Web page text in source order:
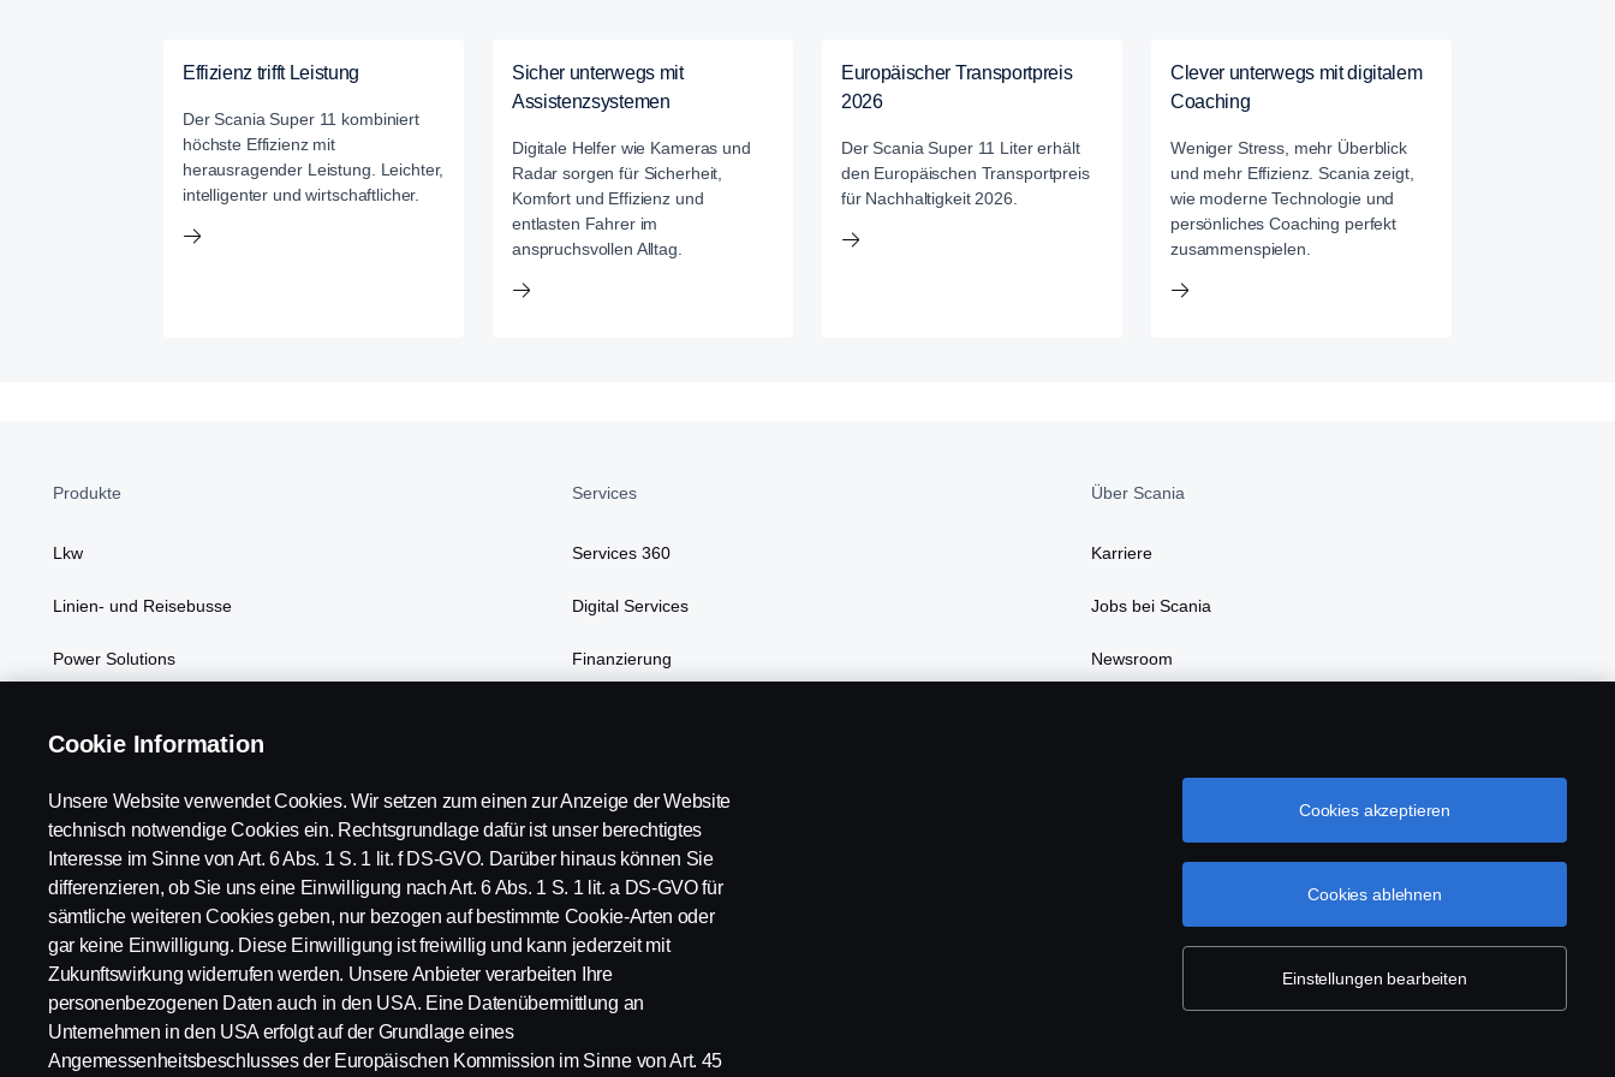
Effizienz trifft Leistung
Der Scania Super 11 kombiniert
höchste Effizienz mit
herausragender Leistung. Leichter,
intelligenter und wirtschaftlicher.
Sicher unterwegs mit
Assistenzsystemen
Digitale Helfer wie Kameras und
Radar sorgen für Sicherheit,
Komfort und Effizienz und
entlasten Fahrer im
anspruchsvollen Alltag.
Europäischer Transportpreis
2026
Der Scania Super 11 Liter erhält
den Europäischen Transportpreis
für Nachhaltigkeit 2026.
Clever unterwegs mit digitalem
Coaching
Weniger Stress, mehr Überblick
und mehr Effizienz. Scania zeigt,
wie moderne Technologie und
persönliches Coaching perfekt
zusammenspielen.
Produkte
Lkw
Linien- und Reisebusse
Power Solutions
Services
Services 360
Digital Services
Finanzierung
Über Scania
Karriere
Jobs bei Scania
Newsroom
Scania in Ihrer Region: Österreich
Impressum Datenschutz Whistleblowing
Cookie Information
Unsere Website verwendet Cookies. Wir setzen zum einen zur Anzeige der Website
technisch notwendige Cookies ein. Rechtsgrundlage dafür ist unser berechtigtes
Interesse im Sinne von Art. 6 Abs. 1 S. 1 lit. f DS-GVO. Darüber hinaus können Sie
differenzieren, ob Sie uns eine Einwilligung nach Art. 6 Abs. 1 S. 1 lit. a DS-GVO für
sämtliche weiteren Cookies geben, nur bezogen auf bestimmte Cookie-Arten oder
gar keine Einwilligung. Diese Einwilligung ist freiwillig und kann jederzeit mit
Zukunftswirkung widerrufen werden. Unsere Anbieter verarbeiten Ihre
personenbezogenen Daten auch in den USA. Eine Datenübermittlung an
Unternehmen in den USA erfolgt auf der Grundlage eines
Angemessenheitsbeschlusses der Europäischen Kommission im Sinne von Art. 45
Einstellungen bearbeiten
Cookies ablehnen
Cookies akzeptieren